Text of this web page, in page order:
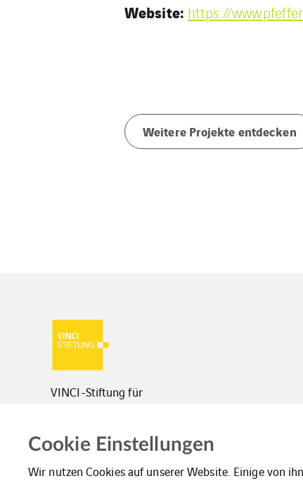
Website: https://
Weitere Projekte entdecken
VINCI-Stiftung für
August-Borsig-Straße 6
68199 Mannheim
Cookie Einstellungen
Wir nutzen Cookies auf unserer Website. Einige von